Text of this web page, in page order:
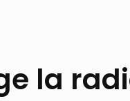
la